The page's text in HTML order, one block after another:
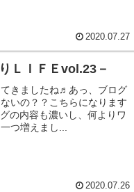
2020.07.27
ＬＩＦＥvol.23－
てきましたね♬あっ、ブログ
いの？？こちらになります
の内容も濃いし、何よりワ
つ増えまし...
2020.07.26